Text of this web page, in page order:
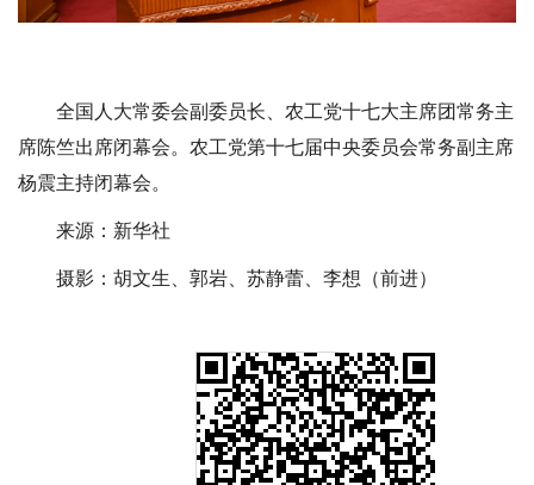
全国人大常委会副委员长、农工党十七大主席团常务主
席陈竺出席闭幕会。农工党第十七届中央委员会常务副主席
杨震主持闭幕会。
来源：新华社
摄影：胡文生、郭岩、苏静蕾、李想（前进）